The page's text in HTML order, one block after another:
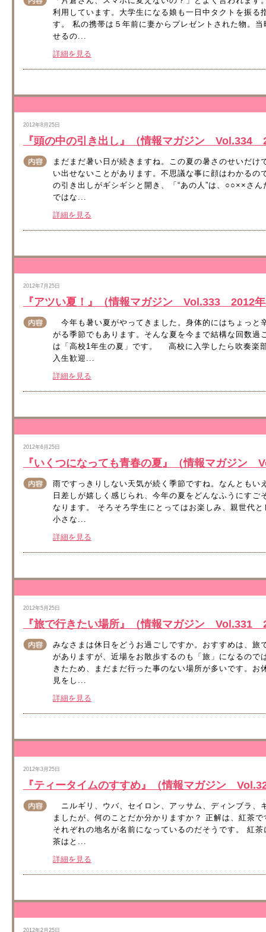
利用しています。大学生になる娘も一日中タクトを振
す。 私の携帯は５年前に妻からプレゼントされた物。
せるの...
詳細を見る
2012年8月25日
『頭の中の引き出し』（情報マガジン Vol.334
まだまだ暑い日が続きますね。この夏の暑さのせいだ
い出せないことがあります。不思議な事に顔はわかる
の引き出しがギシギシと開き、「“あの人”は、○○××さ
ではな...
詳細を見る
2012年7月25日
『アツい夏！』（情報マガジン Vol.333 2012
今年も暑い夏がやってきました。身体的にはちょっと
がる季節でもあります。そんな夏を今まで結構な回数
は「高校1年生の夏」です。 高校に入学したら吹奏楽
入生歓迎...
詳細を見る
2012年6月25日
『いくつになっても青春の夏』（情報マガジン
雨ですっきりしない天気が続く季節ですね。なんとも
日差しが嬉しく感じられ、今年の夏をどんなふうにす
なります。 そろそろ学生にとってはお楽しみ、親世代
小さな...
詳細を見る
2012年5月25日
『旅で行きたい場所』（情報マガジン Vol.331
みなさまは休日をどうお過ごしですか。おすすめは、
がありますが、近場をお散歩するのも「旅」になるの
きたため、まだまだ行った事のない場所が多いです。
見をし...
詳細を見る
2012年3月25日
『ティータイムのすすめ』（情報マガジン
ニルギリ、ウバ、セイロン、アッサム、ディンブラ
ましたが、何のことだか分かりますか？ 正解は、紅茶
それぞれの地名が名前になっているのだそうです。 紅
茶はと...
詳細を見る
2012年2月25日